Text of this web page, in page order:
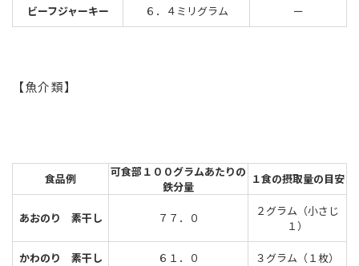
ビーフジャーキー ６．４ミリグラム ー
【魚介類】
食品例
可食部１００グラムあたりの
鉄分量
１食の摂取量の目安
あおのり 素干し ７７．０
２グラム（小さじ
１）
かわのり 素干し ６１．０ ３グラム（１枚）